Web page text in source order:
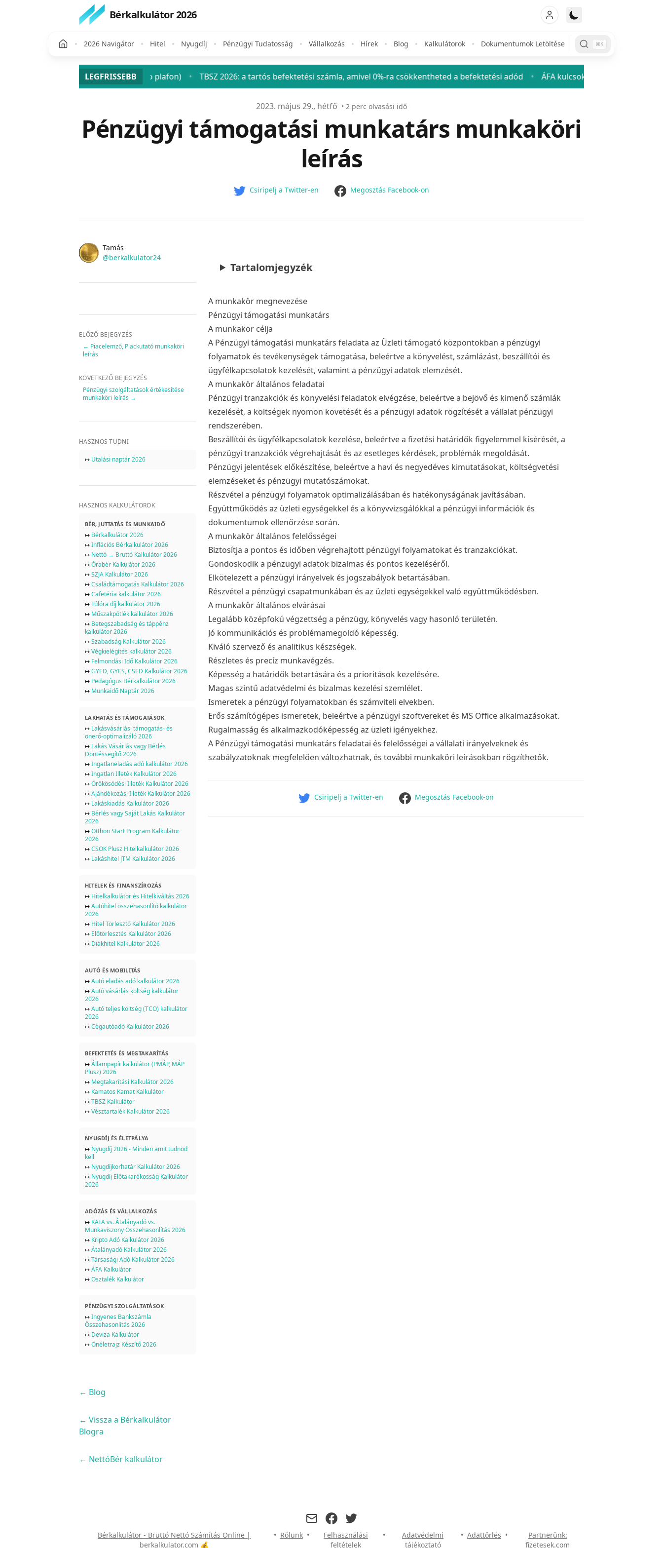
Bérkalkulátor 2026
2026 Navigátor Hitel Nyugdíj Pénzügyi Tudatosság Vállalkozás Hírek Blog Kalkulátorok Dokumentumok Letöltése ⌘K
LEGFRISSEBB
után? (SZJA + szocho plafon) TBSZ 2026: a tartós befektetési számla, amivel 0%-ra csökkentheted a befektetési adód ♦ ÁFA kulcsok 2026: mennyi az áfa és hogyan
2023. május 29., hétfő • 2 perc olvasási idő
Pénzügyi támogatási munkatárs munkaköri
leírás
Csiripelj a Twitter-en facebook
Megosztás Facebook-on
AuthorsName
Tamás
Twitter
@berkalkulator24
Tartalomjegyzék
A munkakör megnevezése
Pénzügyi támogatási munkatárs
A munkakör célja
A Pénzügyi támogatási munkatárs feladata az Üzleti támogató központokban a pénzügyi
folyamatok és tevékenységek támogatása, beleértve a könyvelést, számlázást, beszállítói és
ügyfélkapcsolatok kezelését, valamint a pénzügyi adatok elemzését.
A munkakör általános feladatai
Pénzügyi tranzakciók és könyvelési feladatok elvégzése, beleértve a bejövő és kimenő számlák
kezelését, a költségek nyomon követését és a pénzügyi adatok rögzítését a vállalat pénzügyi
rendszerében.
Beszállítói és ügyfélkapcsolatok kezelése, beleértve a fizetési határidők figyelemmel kísérését, a
pénzügyi tranzakciók végrehajtását és az esetleges kérdések, problémák megoldását.
Pénzügyi jelentések előkészítése, beleértve a havi és negyedéves kimutatásokat, költségvetési
elemzéseket és pénzügyi mutatószámokat.
Részvétel a pénzügyi folyamatok optimalizálásában és hatékonyságának javításában.
Együttműködés az üzleti egységekkel és a könyvvizsgálókkal a pénzügyi információk és
dokumentumok ellenőrzése során.
A munkakör általános felelősségei
Biztosítja a pontos és időben végrehajtott pénzügyi folyamatokat és tranzakciókat.
Gondoskodik a pénzügyi adatok bizalmas és pontos kezeléséről.
Elkötelezett a pénzügyi irányelvek és jogszabályok betartásában.
Részvétel a pénzügyi csapatmunkában és az üzleti egységekkel való együttműködésben.
A munkakör általános elvárásai
Legalább középfokú végzettség a pénzügy, könyvelés vagy hasonló területén.
Jó kommunikációs és problémamegoldó képesség.
Kiváló szervező és analitikus készségek.
Részletes és precíz munkavégzés.
Képesség a határidők betartására és a prioritások kezelésére.
Magas szintű adatvédelmi és bizalmas kezelési szemlélet.
Ismeretek a pénzügyi folyamatokban és számviteli elvekben.
Erős számítógépes ismeretek, beleértve a pénzügyi szoftvereket és MS Office alkalmazásokat.
Rugalmasság és alkalmazkodóképesség az üzleti igényekhez.
A Pénzügyi támogatási munkatárs feladatai és felelősségei a vállalati irányelveknek és
szabályzatoknak megfelelően változhatnak, és további munkaköri leírásokban rögzíthetők.
Csiripelj a Twitter-en facebookMegosztás Facebook-on
ELŐZŐ BEJEGYZÉS
← Piacelemző, Piackutató munkaköri
leírás
KÖVETKEZŐ BEJEGYZÉS
Pénzügyi szolgáltatások értékesítése
munkaköri leírás →
HASZNOS TUDNI
↦ Utalási naptár 2026
HASZNOS KALKULÁTOROK
BÉR, JUTTATÁS ÉS MUNKAIDŐ
↦ Bérkalkulátor 2026
↦Inflációs Bérkalkulátor 2026
↦ Nettó → Bruttó Kalkulátor 2026
↦Órabér Kalkulátor 2026
↦SZJA Kalkulátor 2026
↦Családtámogatás Kalkulátor 2026
↦Cafetéria kalkulátor 2026
↦Túlóra díj kalkulátor 2026
↦ Műszakpótlék kalkulátor 2026
↦ Betegszabadság és táppénz
kalkulátor 2026
↦Szabadság Kalkulátor 2026
↦Végkielégítés kalkulátor 2026
↦ Felmondási Idő Kalkulátor 2026
↦GYED, GYES, CSED Kalkulátor 2026
↦ Pedagógus Bérkalkulátor 2026
↦ Munkaidő Naptár 2026
LAKHATÁS ÉS TÁMOGATÁSOK
↦ Lakásvásárlási támogatás- és
önerő-optimalizáló 2026
↦ Lakás Vásárlás vagy Bérlés
Döntéssegítő 2026
↦Ingatlaneladás adó kalkulátor 2026
↦Ingatlan Illeték Kalkulátor 2026
↦Örökösödési Illeték Kalkulátor 2026
↦Ajándékozási Illeték Kalkulátor 2026
↦ Lakáskiadás Kalkulátor 2026
↦ Bérlés vagy Saját Lakás Kalkulátor
2026
↦Otthon Start Program Kalkulátor
2026
↦CSOK Plusz Hitelkalkulátor 2026
↦ Lakáshitel JTM Kalkulátor 2026
HITELEK ÉS FINANSZÍROZÁS
↦ Hitelkalkulátor és Hitelkiváltás 2026
↦Autóhitel összehasonlító kalkulátor
2026
↦ Hitel Törlesztő Kalkulátor 2026
↦ Előtörlesztés Kalkulátor 2026
↦ Diákhitel Kalkulátor 2026
AUTÓ ÉS MOBILITÁS
↦Autó eladás adó kalkulátor 2026
↦Autó vásárlás költség kalkulátor
2026
↦Autó teljes költség (TCO) kalkulátor
2026
↦Cégautóadó Kalkulátor 2026
BEFEKTETÉS ÉS MEGTAKARÍTÁS
↦Állampapír kalkulátor (PMÁP, MÁP
Plusz) 2026
↦ Megtakarítási Kalkulátor 2026
↦ Kamatos Kamat Kalkulátor
↦TBSZ Kalkulátor
↦Vésztartalék Kalkulátor 2026
NYUGDÍJ ÉS ÉLETPÁLYA
↦ Nyugdíj 2026 - Minden amit tudnod
kell
↦ Nyugdíjkorhatár Kalkulátor 2026
↦ Nyugdíj Előtakarékosság Kalkulátor
2026
ADÓZÁS ÉS VÁLLALKOZÁS
↦ KATA vs. Átalányadó vs.
Munkaviszony Összehasonlítás 2026
↦ Kripto Adó Kalkulátor 2026
↦Átalányadó Kalkulátor 2026
↦Társasági Adó Kalkulátor 2026
↦ÁFA Kalkulátor
↦Osztalék Kalkulátor
PÉNZÜGYI SZOLGÁLTATÁSOK
↦Ingyenes Bankszámla
Összehasonlítás 2026
↦ Deviza Kalkulátor
↦Önéletrajz Készítő 2026
← Blog
← Vissza a Bérkalkulátor
Blogra
← NettóBér kalkulátor
facebooktwitter
Bérkalkulátor - Bruttó Nettó Számítás Online |
berkalkulator.com 💰
• Rólunk •
Felhasználási
feltételek
•
Adatvédelmi
tájékoztató
• Adattörlés •
Partnerünk:
fizetesek.com